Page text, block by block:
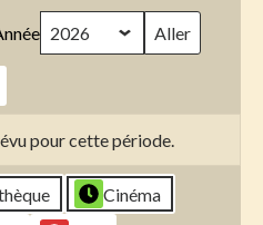
pour cette période.
Cinéma